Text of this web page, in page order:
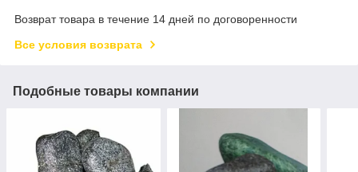
Возврат товара в течение 14 дней по договоренности
Все условия возврата
Подобные товары компании